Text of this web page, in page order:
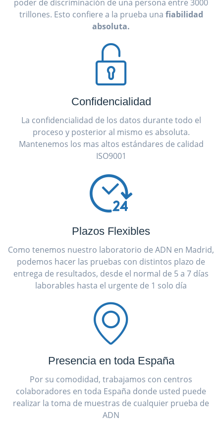
poder de discriminación de una persona entre 3000
trillones. Esto confiere a la prueba una fiabilidad
absoluta.
Confidencialidad
La confidencialidad de los datos durante todo el
proceso y posterior al mismo es absoluta.
Mantenemos los mas altos estándares de calidad
ISO9001
Plazos Flexibles
Como tenemos nuestro laboratorio de ADN en Madrid,
podemos hacer las pruebas con distintos plazo de
entrega de resultados, desde el normal de 5 a 7 días
laborables hasta el urgente de 1 solo día
Presencia en toda España
Por su comodidad, trabajamos con centros
colaboradores en toda España donde usted puede
realizar la toma de muestras de cualquier prueba de
ADN